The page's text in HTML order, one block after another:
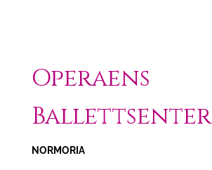
Operaens
Ballettsenter
NORMORIA